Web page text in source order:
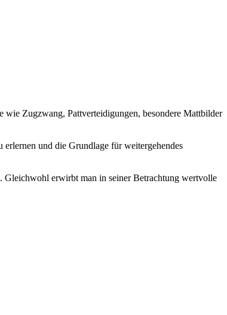
Zugzwang, Pattverteidigungen, besondere Mattbilder
und die Grundlage für weitergehendes
Gleichwohl erwirbt man in seiner Betrachtung wertvolle